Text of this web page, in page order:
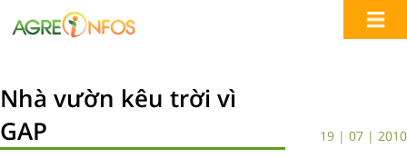
Nhà vườn kêu trời vì
GAP
19 | 07 | 2010